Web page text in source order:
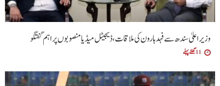
وزیراعلیٰ سندھ سے فہد ہارون کی ملاقات، ڈیجیٹل میڈیا منصوبوں پر اہم گفتگو
11 گھنٹے پہلے